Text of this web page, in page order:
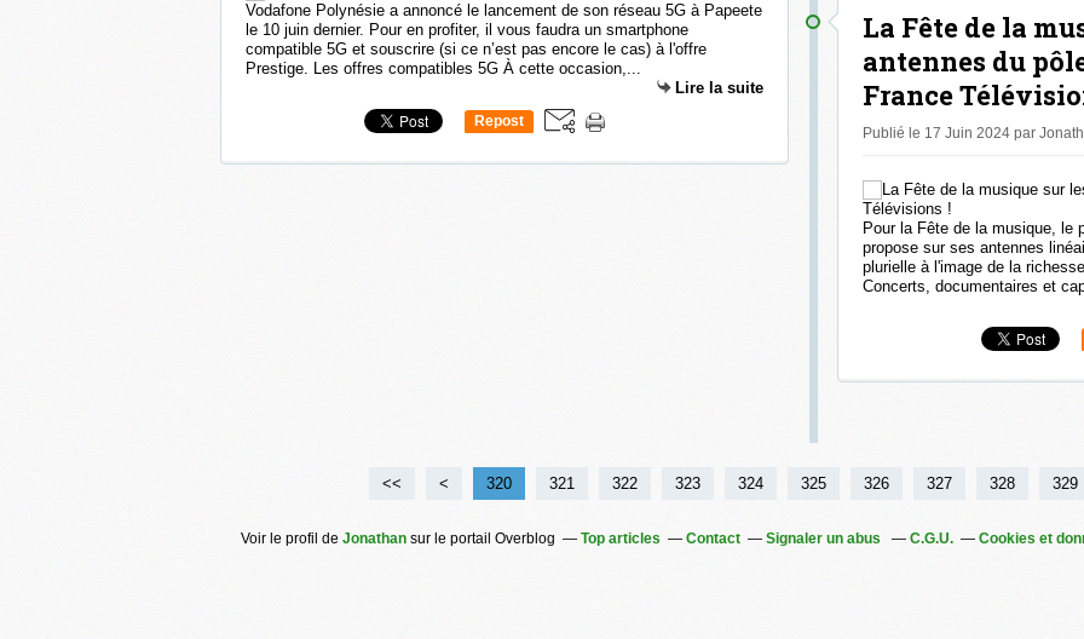
Vodafone Polynésie a annoncé le lancement de son réseau 5G à Papeete
le 10 juin dernier. Pour en profiter, il vous faudra un smartphone
compatible 5G et souscrire (si ce n’est pas encore le cas) à l'offre
Prestige. Les offres compatibles 5G À cette occasion,...
Lire la suite
Repost
La Fête de la
antennes du
France
Publié le 17 Juin 2024 par
Pour la Fête de la musique, le
propose sur ses antennes
plurielle à l'image de la
Concerts, documentaires et
<< < 300
310
320 321 322 323 324 325 326 327 328 329
Voir le profil de Jonathan sur le portail Overblog Top articles Contact Signaler un abus C.G.U. Cookies et